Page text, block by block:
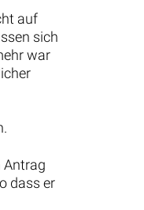
auf
sich
war
Antrag
dass er